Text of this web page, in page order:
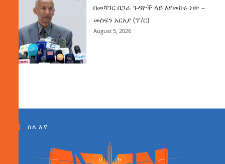
በመሻገር በጋራ ጉዳዮች ላይ እየመከሩ ነው –
መስፍን አርአያ (ፕ/ር)
August 5, 2026
ስለ እኛ